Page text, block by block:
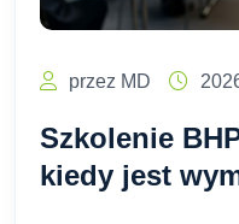
przez MD
Szkolenie
kiedy jest